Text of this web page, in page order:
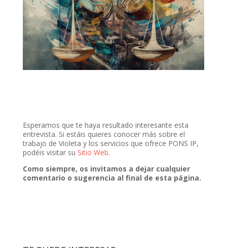
Esperamos que te haya resultado interesante esta
entrevista. Si estáis quieres conocer más sobre el
trabajo de Violeta y los servicios que ofrece PONS IP,
podéis visitar su Sitio Web.
Como siempre, os invitamos a dejar cualquier
comentario o sugerencia al final de esta página.